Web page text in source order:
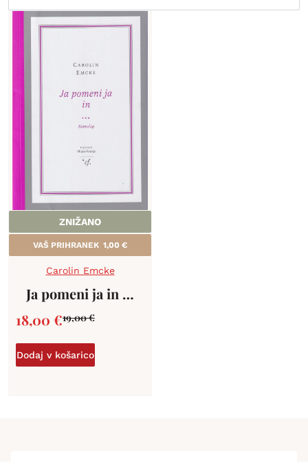
ZNIŽANO
VAŠ PRIHRANEK 1,00 €
Carolin Emcke
Ja pomeni ja in …
19,00€
18,00 €
Dodaj v košarico